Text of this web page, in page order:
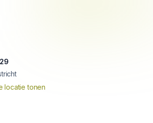
locatie tonen